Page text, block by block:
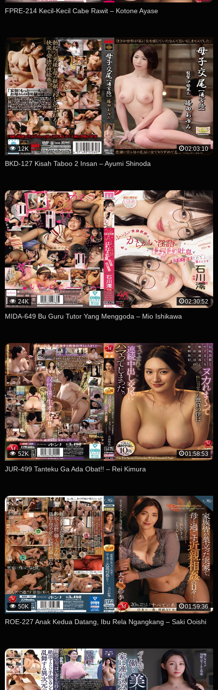
FPRE-214 Kecil-Kecil Cabe Rawit – Kotone Ayase
12K 02:03:10
BKD-127 Kisah Taboo 2 Insan – Ayumi Shinoda
24K 02:30:52
MIDA-649 Bu Guru Tutor Yang Menggoda – Mio Ishikawa
52K 01:58:53
JUR-499 Tanteku Ga Ada Obat!! – Rei Kimura
50K 01:59:36
ROE-227 Anak Kedua Datang, Ibu Rela Ngangkang – Saki Ooishi